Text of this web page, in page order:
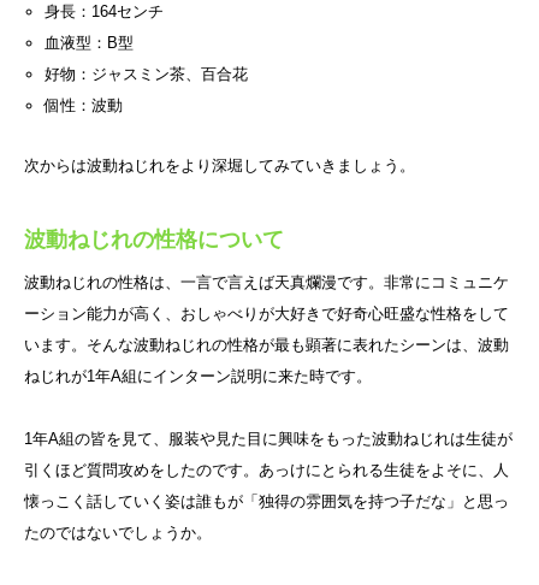
身長：164センチ
血液型：B型
好物：ジャスミン茶、百合花
個性：波動
次からは波動ねじれをより深堀してみていきましょう。
波動ねじれの性格について
波動ねじれの性格は、一言で言えば天真爛漫です。非常にコミュニケ
ーション能力が高く、おしゃべりが大好きで好奇心旺盛な性格をして
います。そんな波動ねじれの性格が最も顕著に表れたシーンは、波動
ねじれが1年A組にインターン説明に来た時です。
1年A組の皆を見て、服装や見た目に興味をもった波動ねじれは生徒が
引くほど質問攻めをしたのです。あっけにとられる生徒をよそに、人
懐っこく話していく姿は誰もが「独得の雰囲気を持つ子だな」と思っ
たのではないでしょうか。